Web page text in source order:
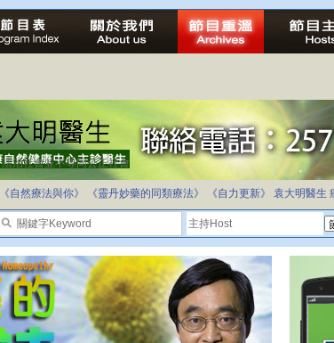
法治社會並不等同公正社會
自家教育合法化-推動多元化教育，全民學卷制
《自然療法與你》
《靈丹妙藥的同類療法》 《自力更新》 袁大明醫生